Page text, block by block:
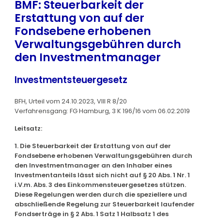
BMF: Steuerbarkeit der
Erstattung von auf der
Fondsebene erhobenen
Verwaltungsgebühren durch
den Investmentmanager
Investmentsteuergesetz
BFH, Urteil vom 24.10.2023, VIII R 8/20
Verfahrensgang: FG Hamburg, 3 K 196/16 vom 06.02.2019
Leitsatz:
1. Die Steuerbarkeit der Erstattung von auf der
Fondsebene erhobenen Verwaltungsgebühren durch
den Investmentmanager an den Inhaber eines
Investmentanteils lässt sich nicht auf § 20 Abs. 1 Nr. 1
i.V.m. Abs. 3 des Einkommensteuergesetzes stützen.
Diese Regelungen werden durch die speziellere und
abschließende Regelung zur Steuerbarkeit laufender
Fondserträge in § 2 Abs. 1 Satz 1 Halbsatz 1 des